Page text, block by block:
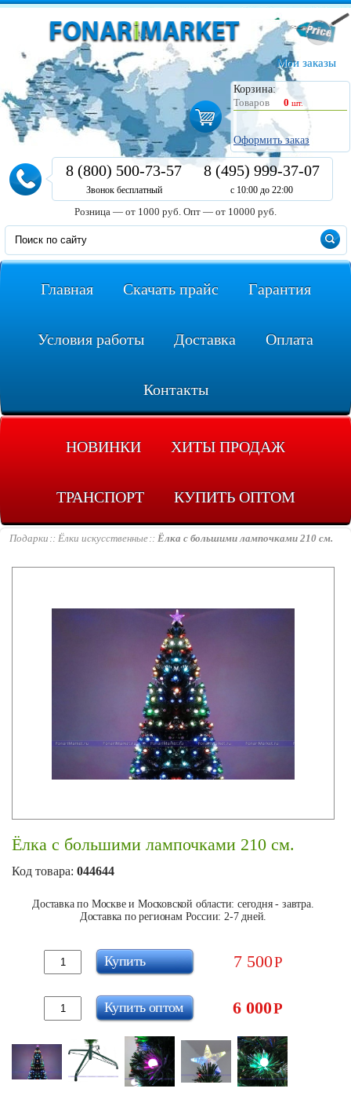
Мои заказы
Корзина:
Товаров
0 шт.
Оформить заказ
8 (800) 500-73-57
Звонок бесплатный
8 (495) 999-37-07
с 10:00 до 22:00
Розница — от 1000 руб. Опт — от 10000 руб.
Главная Скачать прайс Гарантия
Условия работы Доставка Оплата
Контакты
НОВИНКИ ХИТЫ ПРОДАЖ
ТРАНСПОРТ КУПИТЬ ОПТОМ
Подарки Ёлки искусственные Ёлка с большими лампочками 210 см.
Ёлка с большими лампочками 210 см.
Код товара: 044644
Доставка по Москве и Московской области: сегодня - завтра.
Доставка по регионам России: 2-7 дней.
7 500Р
Купить
6 000Р
Купить оптом